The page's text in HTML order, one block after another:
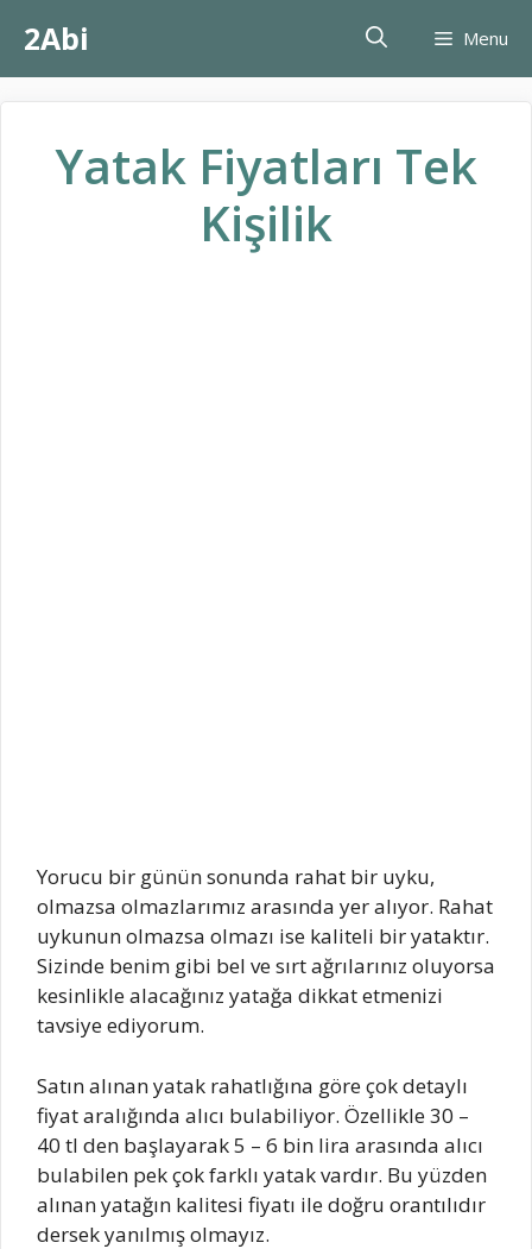
atla2Abi Menu
Yatak Fiyatları Tek
Kişilik
Yorucu bir günün sonunda rahat bir uyku,
olmazsa olmazlarımız arasında yer alıyor. Rahat
uykunun olmazsa olmazı ise kaliteli bir yataktır.
Sizinde benim gibi bel ve sırt ağrılarınız oluyorsa
kesinlikle alacağınız yatağa dikkat etmenizi
tavsiye ediyorum.
Satın alınan yatak rahatlığına göre çok detaylı
fiyat aralığında alıcı bulabiliyor. Özellikle 30 –
40 tl den başlayarak 5 – 6 bin lira arasında alıcı
bulabilen pek çok farklı yatak vardır. Bu yüzden
alınan yatağın kalitesi fiyatı ile doğru orantılıdır
dersek yanılmış olmayız.